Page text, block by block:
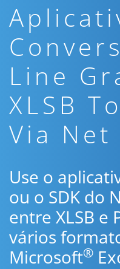
Line
XLSB
Via Net
Use o
ou o SDK do
entre XLSB e
vários
Microsoft®